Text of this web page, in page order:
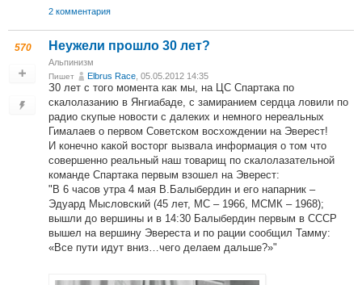
2 комментария
570 Неужели прошло 30 лет?
Альпинизм
Пишет Elbrus Race , 05.05.2012 14:35
З0 лет с того момента как мы, на ЦС Спартака по
скалолазанию в Янгиабаде, с замиранием сердца ловили по
радио скупые новости с далеких и немного нереальных
Гималаев о первом Советском восхождении на Эверест!
И конечно какой восторг вызвала информация о том что
совершенно реальный наш товарищ по скалолазательной
команде Спартака первым взошел на Эверест:
"В 6 часов утра 4 мая В.Балыбердин и его напарник –
Эдуард Мысловский (45 лет, МС – 1966, МСМК – 1968);
вышли до вершины и в 14:30 Балыбердин первым в СССР
вышел на вершину Эвереста и по рации сообщил Тамму:
«Все пути идут вниз…чего делаем дальше?»"